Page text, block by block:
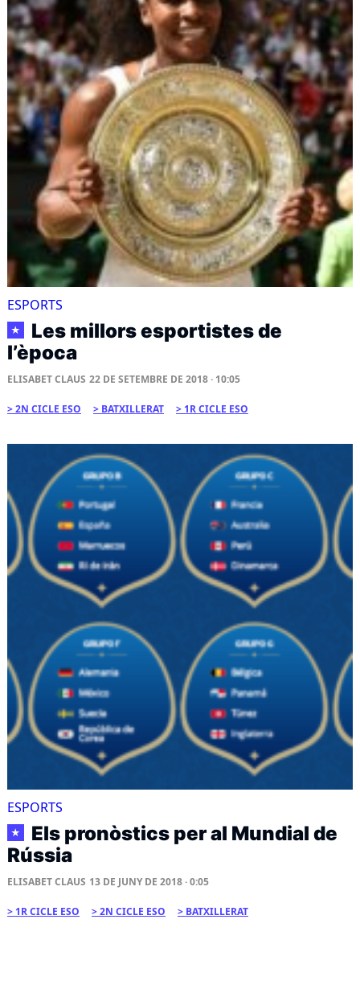
ESPORTS
★
Les millors esportistes de
l’època
ELISABET CLAUS 22 DE SETEMBRE DE 2018 · 10:05
2N CICLE ESO BATXILLERAT 1R CICLE ESO
ESPORTS
★
Els pronòstics per al Mundial de
Rússia
ELISABET CLAUS 13 DE JUNY DE 2018 · 0:05
1R CICLE ESO 2N CICLE ESO BATXILLERAT